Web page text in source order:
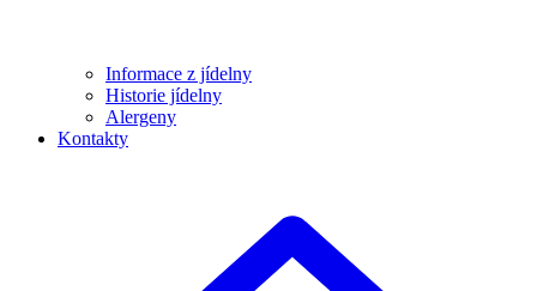
Informace z jídelny
Historie jídelny
Alergeny
Kontakty